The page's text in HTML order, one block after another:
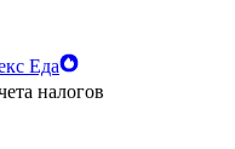
Еда
налогов